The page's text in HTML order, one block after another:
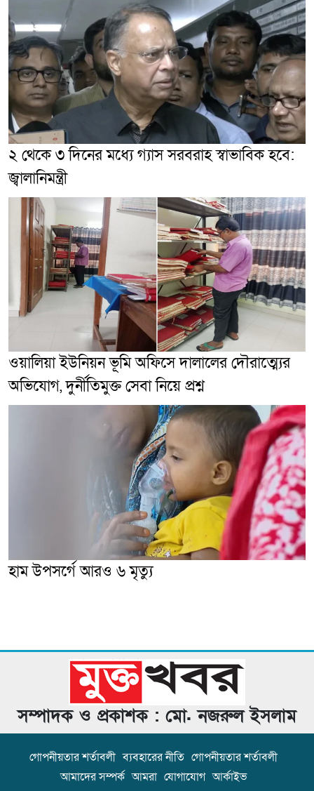
২ থেকে ৩ দিনের মধ্যে গ্যাস সরবরাহ স্বাভাবিক হবে:
জ্বালানিমন্ত্রী
ওয়ালিয়া ইউনিয়ন ভূমি অফিসে দালালের দৌরাত্ম্যের
অভিযোগ, দুর্নীতিমুক্ত সেবা নিয়ে প্রশ্ন
হাম উপসর্গে আরও ৬ মৃত্যু
সম্পাদক ও প্রকাশক : মো. নজরুল ইসলাম
গোপনীয়তার শর্তাবলী ব্যবহারের নীতি গোপনীয়তার শর্তাবলী
আমাদের সম্পর্ক আমরা যোগাযোগ আর্কাইভ